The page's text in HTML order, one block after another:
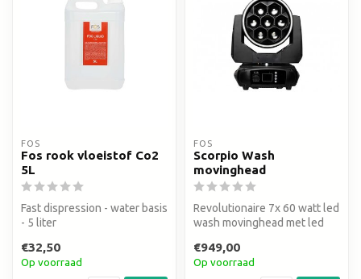
FOS
Fos rook vloeistof Co2
5L
Fast dispression - water basis
- 5 liter
€32,50
Op voorraad
FOS
Scorpio Wash
movinghead
Revolutionaire 7x 60 watt led
wash movinghead met led
€949,00
Op voorraad